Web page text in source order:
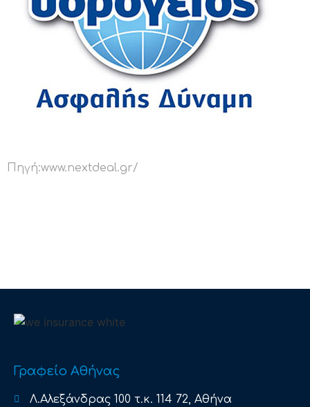
Πηγή:www.nextdeal.gr/
Γραφείο Αθήνας
Λ.Αλεξάνδρας 100 τ.κ. 114 72, Αθήνα